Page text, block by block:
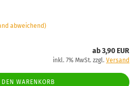
abweichend)
ab 3,90 EUR
inkl. 7% MwSt. zzgl. Versand
DEN WARENKORB